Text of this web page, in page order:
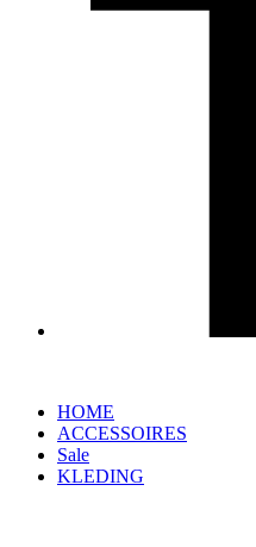
HOME
ACCESSOIRES
Sale
KLEDING